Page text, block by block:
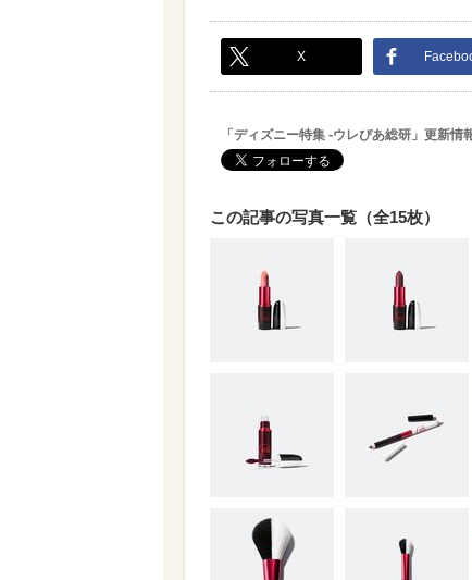
X
「ディズニー特集 -ウレぴあ総研」更新情
この記事の写真一覧（全15枚）